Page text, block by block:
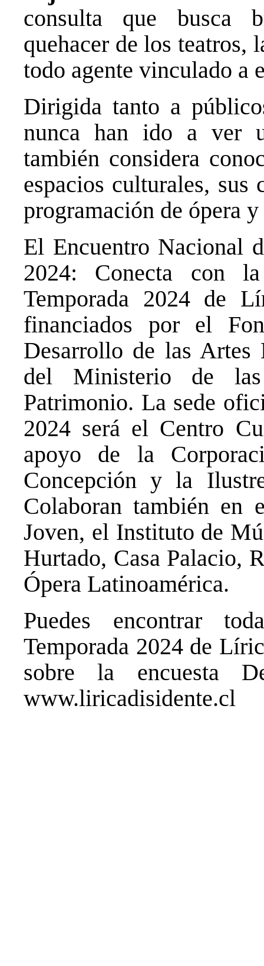
consulta que busca
quehacer de los teatros,
todo agente vinculado a
Dirigida tanto a
nunca han ido a ver
también considera
espacios culturales, sus
programación de ópera
El Encuentro Nacional
2024: Conecta con
Temporada 2024 de
financiados por el
Desarrollo de las Artes
del Ministerio de
Patrimonio. La sede
2024 será el Centro
apoyo de la
Concepción y la
Colaboran también en
Joven, el Instituto de
Hurtado, Casa Palacio,
Ópera Latinoamérica.
Puedes encontrar
Temporada 2024 de
sobre la encuesta
www.liricadisidente.cl